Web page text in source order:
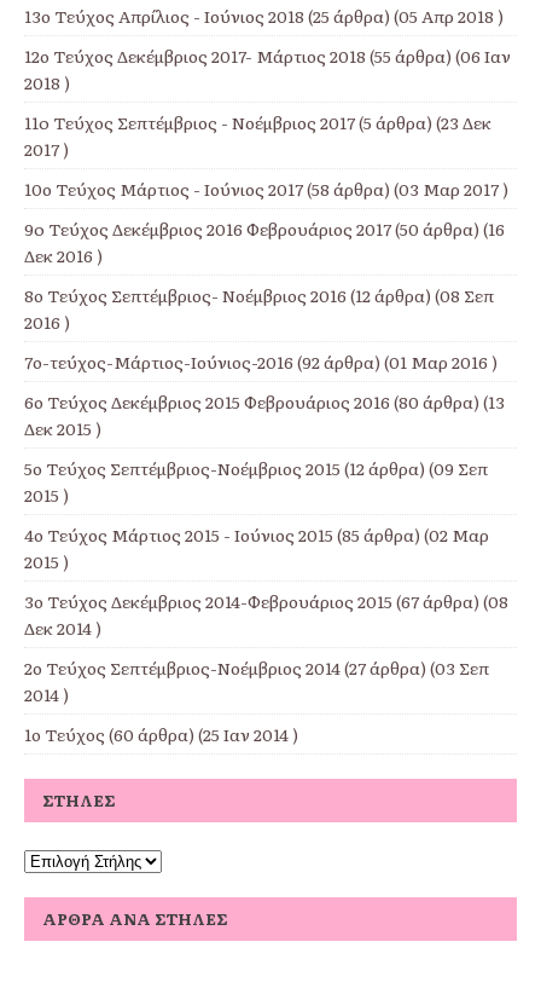
13ο Τεύχος Απρίλιος - Ιούνιος 2018 (25 άρθρα) (05 Απρ 2018 )
12ο Τεύχος Δεκέμβριος 2017- Μάρτιος 2018 (55 άρθρα) (06 Ιαν
2018 )
11o Τεύχος Σεπτέμβριος - Νοέμβριος 2017(5 άρθρα) (23 Δεκ
2017 )
10ο Τεύχος Μάρτιος - Ιούνιος 2017(58 άρθρα) (03 Μαρ 2017 )
9o Τεύχος Δεκέμβριος 2016 Φεβρουάριος 2017(50 άρθρα) (16
Δεκ 2016 )
8ο Τεύχος Σεπτέμβριος- Νοέμβριος 2016 (12 άρθρα) (08 Σεπ
2016 )
7ο-τεύχος-Μάρτιος-Ιούνιος-2016 (92 άρθρα) (01 Μαρ 2016 )
6ο Τεύχος Δεκέμβριος 2015 Φεβρουάριος 2016 (80 άρθρα) (13
Δεκ 2015 )
5ο Τεύχος Σεπτέμβριος-Νοέμβριος 2015 (12 άρθρα) (09 Σεπ
2015 )
4ο Τεύχος Μάρτιος 2015 - Ιούνιος 2015 (85 άρθρα) (02 Μαρ
2015 )
3ο Τεύχος Δεκέμβριος 2014-Φεβρουάριος 2015 (67 άρθρα) (08
Δεκ 2014 )
2ο Τεύχος Σεπτέμβριος-Νοέμβριος 2014(27 άρθρα) (03 Σεπ
2014 )
1ο Τεύχος (60 άρθρα) (25 Ιαν 2014 )
ΣΤΉΛΕΣ
ΆΡΘΡΑ ΑΝΆ ΣΤΉΛΕΣ